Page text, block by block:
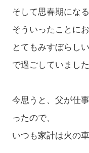
そして思春期にな
そういったことに
とてもみすぼらし
で過ごしていました
今思うと、父が仕
ったので、
いつも家計は火の